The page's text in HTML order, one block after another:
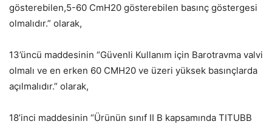
gösterebilen,5-60 CmH20 gösterebilen basınç göstergesi
olmalıdır.” olarak,
13’üncü maddesinin “Güvenli Kullanım için Barotravma valvi
olmalı ve en erken 60 CMH20 ve üzeri yüksek basınçlarda
açılmalıdır.” olarak,
18’inci maddesinin “Ürünün sınıf II B kapsamında TITUBB